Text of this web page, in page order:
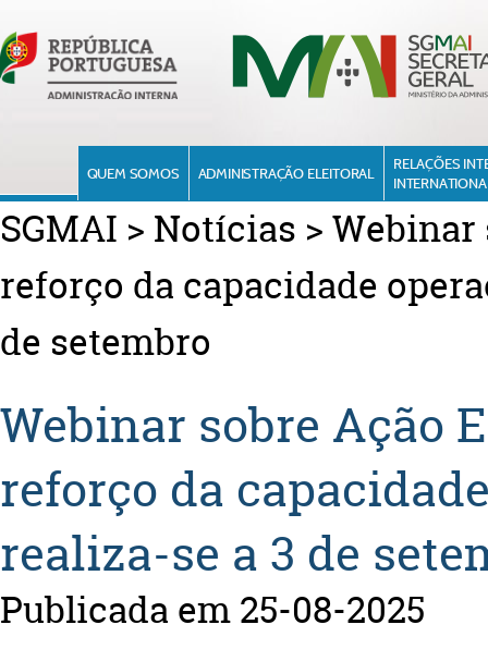
QUEM SOMOS ADMINISTRAÇÃO ELEITORAL
RELAÇÕES
SGMAI > Notícias > Webinar
reforço da capacidade
de setembro
Webinar sobre Ação
reforço da
realiza-se a 3 de
Publicada em 25-08-2025